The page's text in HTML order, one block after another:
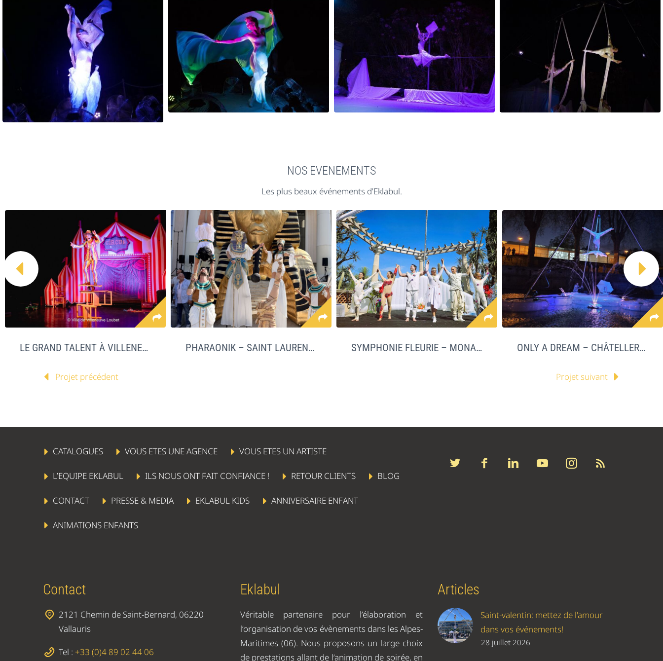
NOS EVENEMENTS
Les plus beaux événements d’Eklabul.
 
LE GRAND TALENT À VILLENEUVE LOUBET PHARAONIK – SAINT LAURENT DU VAR SYMPHONIE FLEURIE – MONACO ONLY A DREAM – CHÂTELLERAULT
Projet précédent Projet suivant
CATALOGUES VOUS ETES UNE AGENCE VOUS ETES UN ARTISTE
L’EQUIPE EKLABUL ILS NOUS ONT FAIT CONFIANCE ! RETOUR CLIENTS BLOG
CONTACT PRESSE & MEDIA EKLABUL KIDS ANNIVERSAIRE ENFANT
ANIMATIONS ENFANTS
Contact
2121 Chemin de Saint-Bernard, 06220
Vallauris
Tel : +33 (0)4 89 02 44 06
Eklabul
Véritable partenaire pour l’élaboration et
l’organisation de vos évènements dans les Alpes-
Maritimes (06). Nous proposons un large choix
de prestations allant de l’animation de soirée, en
Articles
Saint-valentin: mettez de l'amour
dans vos événements!
28 juillet 2026